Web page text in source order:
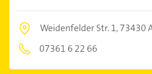
Weidenfelder Str. 1,73430
07361 6 22 66